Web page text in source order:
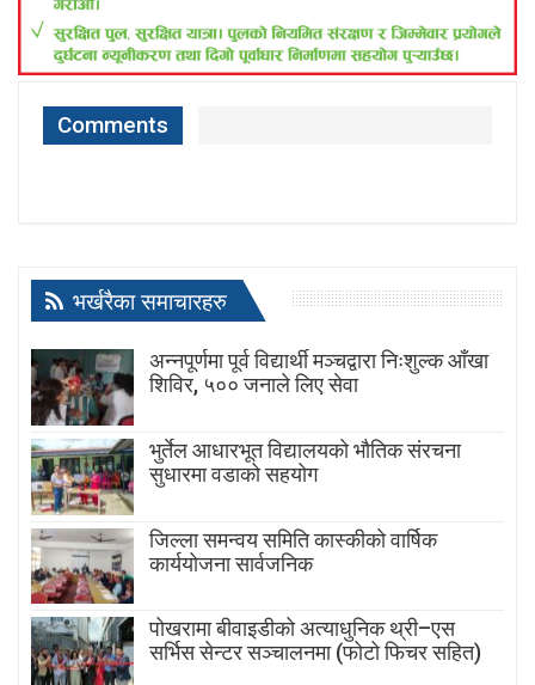
Comments
भर्खरैका समाचारहरु
अन्नपूर्णमा पूर्व विद्यार्थी मञ्चद्वारा निःशुल्क आँखा
शिविर, ५०० जनाले लिए सेवा
भुर्तेल आधारभूत विद्यालयको भौतिक संरचना
सुधारमा वडाको सहयोग
जिल्ला समन्वय समिति कास्कीको वार्षिक
कार्ययोजना सार्वजनिक
पोखरामा बीवाइडीको अत्याधुनिक थ्री–एस
सर्भिस सेन्टर सञ्चालनमा (फोटो फिचर सहित)